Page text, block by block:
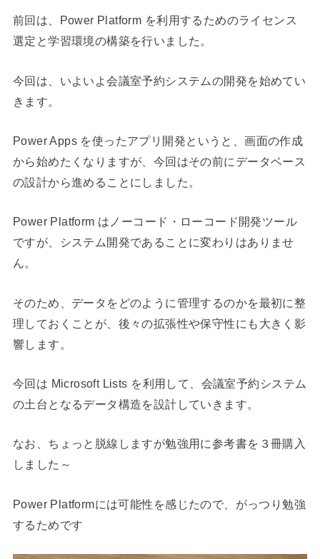
前回は、Power Platform を利用するためのライセンス
選定と学習環境の構築を行いました。
今回は、いよいよ会議室予約システムの開発を始めてい
きます。
Power Apps を使ったアプリ開発というと、画面の作成
から始めたくなりますが、今回はその前にデータベース
の設計から進めることにしました。
Power Platform はノーコード・ローコード開発ツール
ですが、システム開発であることに変わりはありませ
ん。
そのため、データをどのように管理するのかを最初に整
理しておくことが、後々の拡張性や保守性にも大きく影
響します。
今回は Microsoft Lists を利用して、会議室予約システム
の土台となるデータ構造を設計していきます。
なお、ちょっと脱線しますが勉強用に参考書を３冊購入
しました～
Power Platformには可能性を感じたので、がっつり勉強
するためです